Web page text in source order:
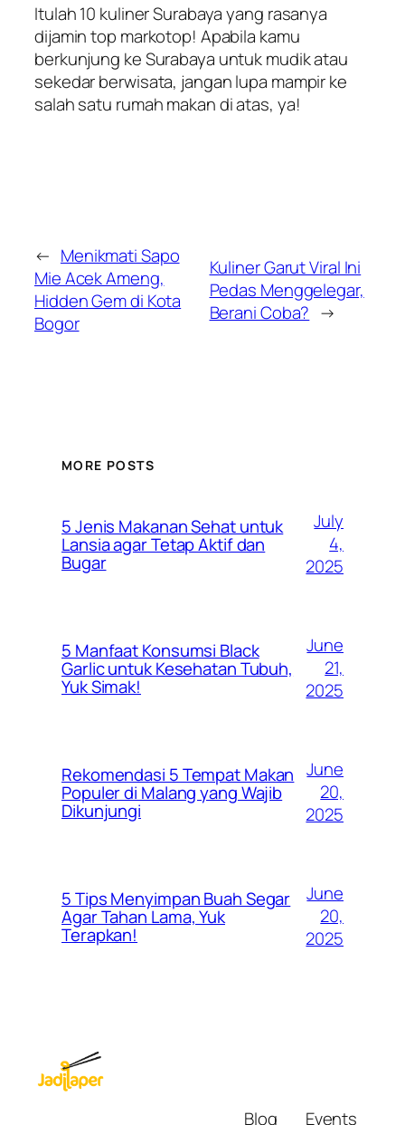
Itulah 10 kuliner Surabaya yang rasanya
dijamin top markotop! Apabila kamu
berkunjung ke Surabaya untuk mudik atau
sekedar berwisata, jangan lupa mampir ke
salah satu rumah makan di atas, ya!
← Menikmati Sapo
Mie Acek Ameng,
Hidden Gem di Kota
Bogor
Kuliner Garut Viral Ini
Pedas Menggelegar,
Berani Coba? →
MORE POSTS
5 Jenis Makanan Sehat untuk
Lansia agar Tetap Aktif dan
Bugar
July
4,
2025
5 Manfaat Konsumsi Black
Garlic untuk Kesehatan Tubuh,
Yuk Simak!
June
21,
2025
Rekomendasi 5 Tempat Makan
Populer di Malang yang Wajib
Dikunjungi
June
20,
2025
5 Tips Menyimpan Buah Segar
Agar Tahan Lama, Yuk
Terapkan!
June
20,
2025
Blog Events